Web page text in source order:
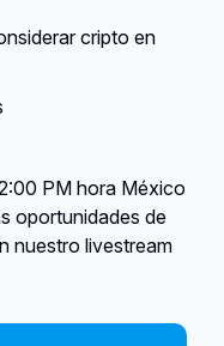
cripto en
PM hora México
oportunidades de
nuestro livestream